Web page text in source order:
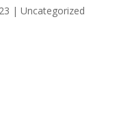
| Uncategorized